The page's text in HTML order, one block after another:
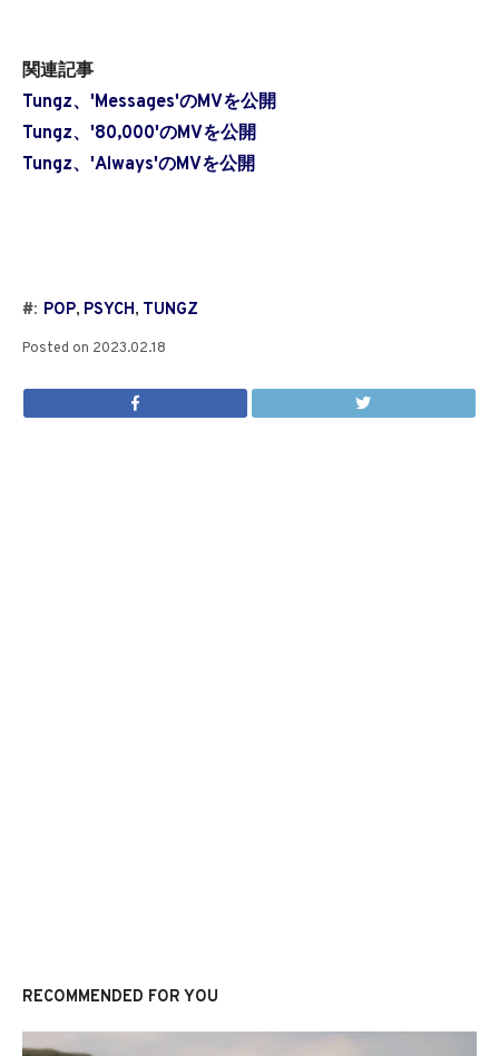
関連記事
Tungz、'Messages'のMVを公開
Tungz、'80,000'のMVを公開
Tungz、'Always'のMVを公開
#: POP, PSYCH, TUNGZ
Posted on 2023.02.18
RECOMMENDED FOR YOU